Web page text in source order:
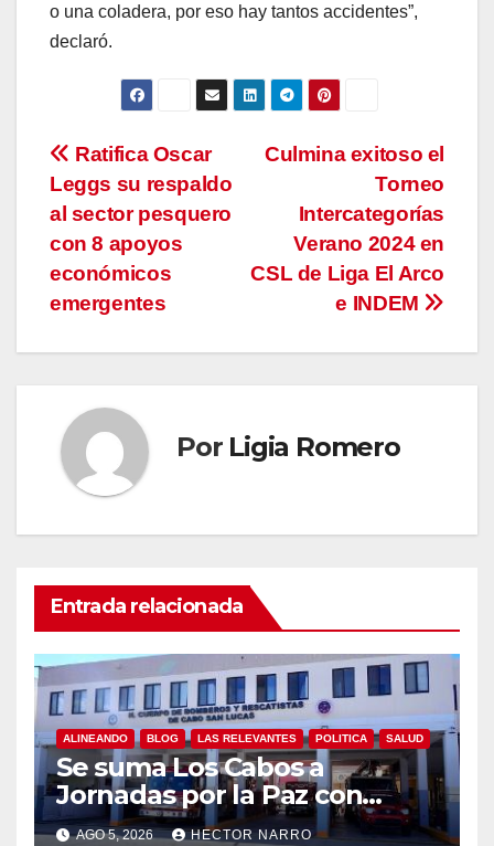
o una coladera, por eso hay tantos accidentes”,
declaró.
Navegación
de
entradas
Culmina exitoso el
Torneo
Intercategorías
Verano 2024 en
CSL de Liga El Arco
e INDEM
Ratifica Oscar
Leggs su respaldo
al sector pesquero
con 8 apoyos
económicos
emergentes
Por Ligia Romero
Entrada relacionada
ALINEANDO BLOG LAS RELEVANTES POLITICA SALUD
Se suma Los Cabos a
Jornadas por la Paz con
capacitación en primeros
AGO 5, 2026 HECTOR NARRO